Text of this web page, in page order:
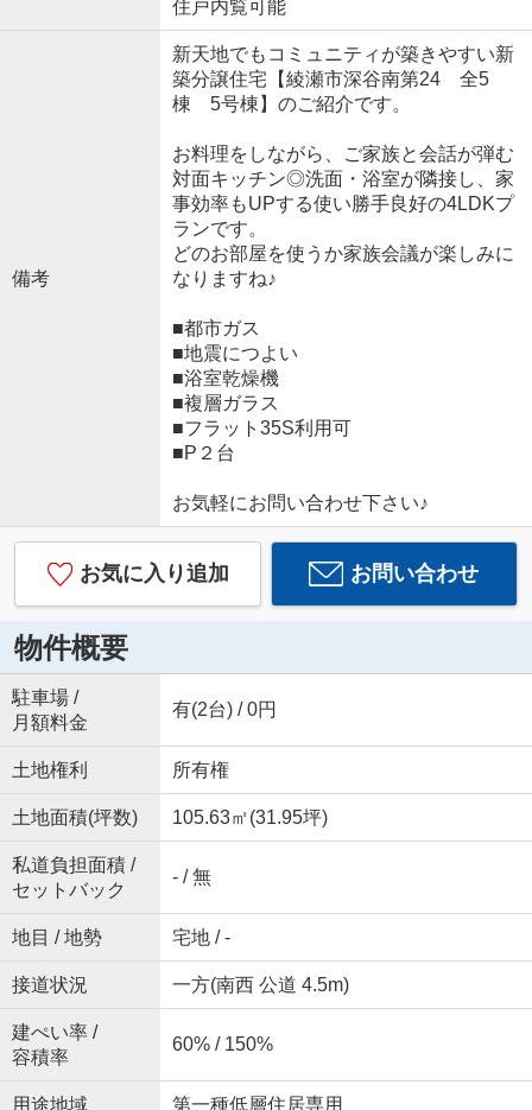
住戸内覧可能
備考
新天地でもコミュニティが築きやすい新
築分譲住宅【綾瀬市深谷南第24 全5
棟 5号棟】のご紹介です。
お料理をしながら、ご家族と会話が弾む
対面キッチン◎洗面・浴室が隣接し、家
事効率もUPする使い勝手良好の4LDKプ
ランです。
どのお部屋を使うか家族会議が楽しみに
なりますね♪
■都市ガス
■地震につよい
■浴室乾燥機
■複層ガラス
■フラット35S利用可
■P２台
お気軽にお問い合わせ下さい♪
お気に入り追加 お問い合わせ
物件概要
駐車場 /
月額料金
有(2台) / 0円
土地権利 所有権
土地面積(坪数) 105.63㎡(31.95坪)
私道負担面積 /
セットバック
- / 無
地目 / 地勢 宅地 / -
接道状況 一方(南西 公道 4.5m)
建ぺい率 /
容積率
60% / 150%
用途地域 第一種低層住居専用